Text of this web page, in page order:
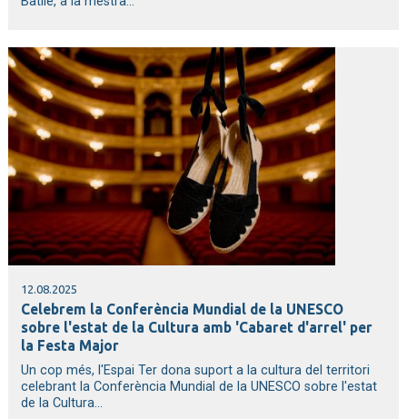
12.08.2025
Celebrem la Conferència Mundial de la UNESCO
sobre l'estat de la Cultura amb 'Cabaret d'arrel' per
la Festa Major
Un cop més, l'Espai Ter dona suport a la cultura del territori
celebrant la Conferència Mundial de la UNESCO sobre l'estat
de la Cultura...